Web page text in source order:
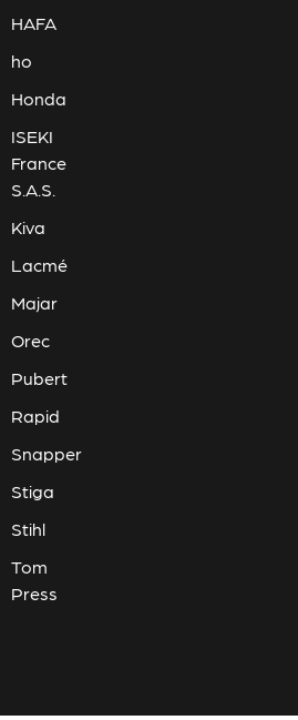
HAFA
ho
Honda
ISEKI
France
S.A.S.
Kiva
Lacmé
Majar
Orec
Pubert
Rapid
Snapper
Stiga
Stihl
Tom
Press